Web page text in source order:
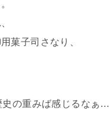
菓子司さなり、
史の重みば感じるなぁ…